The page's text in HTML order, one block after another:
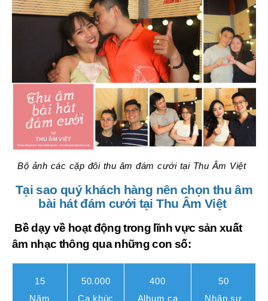
Bộ ảnh các cặp đôi thu âm đám cưới tại Thu Âm Việt
Tại sao quý khách hàng nên chọn thu âm
bài hát đám cưới tại Thu Âm Việt
Bề dạy về hoạt động trong lĩnh vực sản xuất
âm nhạc thông qua những con số:
15
Năm
50.000
Ca khúc
400
Album ca
50
Nhânsự